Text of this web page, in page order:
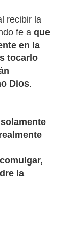
recibir la
fe aque
en la
tocarlo
Dios.
la